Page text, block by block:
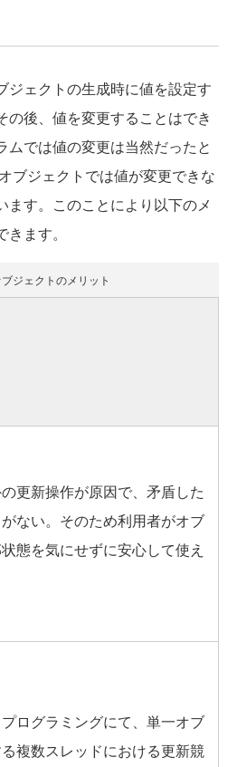
ェクトの生成時に値を設定す
の後、値を変更することはでき
ムでは値の変更は当然だったと
ブジェクトでは値が変更できな
ます。このことにより以下のメ
ます。
ジェクトのメリット
更新操作が原因で、矛盾した
ない。そのため利用者がオブ
態を気にせずに安心して使え
ログラミングにて、単一オブ
複数スレッドにおける更新競